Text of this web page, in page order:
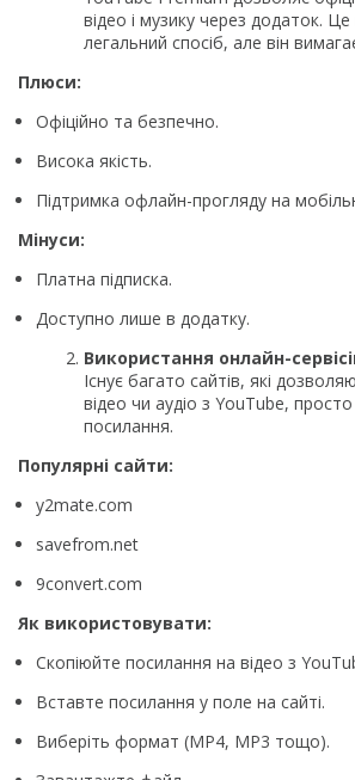
відео і музику через додаток. Це
легальний спосіб, але він
Плюси:
Офіційно та безпечно.
Висока якість.
Підтримка офлайн-прогляду на
Мінуси:
Платна підписка.
Доступно лише в додатку.
Використання онлайн-
Існує багато сайтів, які
відео чи аудіо з YouTube,
посилання.
Популярні сайти:
y2mate.com
savefrom.net
9convert.com
Як використовувати:
Скопіюйте посилання на відео з
Вставте посилання у поле на сайті.
Виберіть формат (MP4, MP3 тощо).